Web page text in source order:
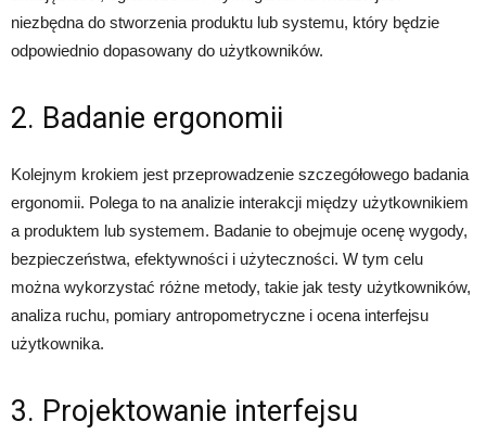
niezbędna do stworzenia produktu lub systemu, który będzie
odpowiednio dopasowany do użytkowników.
2. Badanie ergonomii
Kolejnym krokiem jest przeprowadzenie szczegółowego badania
ergonomii. Polega to na analizie interakcji między użytkownikiem
a produktem lub systemem. Badanie to obejmuje ocenę wygody,
bezpieczeństwa, efektywności i użyteczności. W tym celu
można wykorzystać różne metody, takie jak testy użytkowników,
analiza ruchu, pomiary antropometryczne i ocena interfejsu
użytkownika.
3. Projektowanie interfejsu